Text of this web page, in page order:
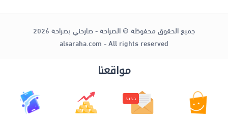
جميع الحقوق محفوظة © الصراحة - صارحني بصراحة 2026
alsaraha.com - All rights reserved